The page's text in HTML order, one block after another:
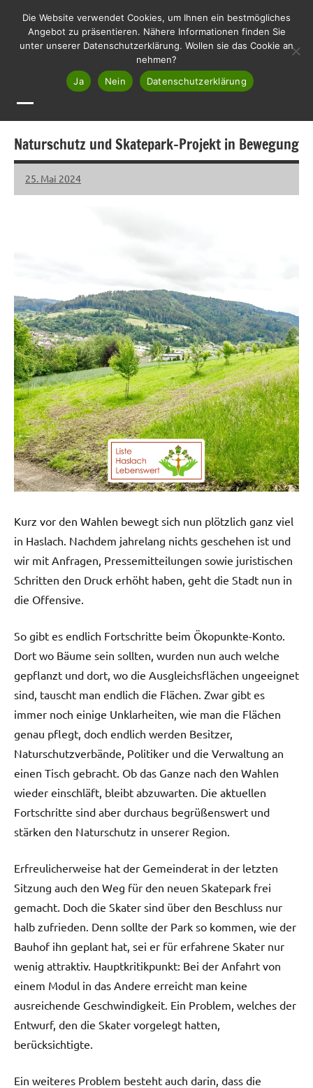
springen
LHL
Liste
Haslach
Lebenswert
Naturschutz und Skatepark-Projekt in Bewegung
25. Mai 2024
LHL
Keine
Kurz vor den Wahlen bewegt sich nun plötzlich ganz viel
in Haslach. Nachdem jahrelang nichts geschehen ist und
wir mit Anfragen, Pressemitteilungen sowie juristischen
Schritten den Druck erhöht haben, geht die Stadt nun in
die Offensive.
So gibt es endlich Fortschritte beim Ökopunkte-Konto.
Dort wo Bäume sein sollten, wurden nun auch welche
gepflanzt und dort, wo die Ausgleichsflächen ungeeignet
sind, tauscht man endlich die Flächen. Zwar gibt es
immer noch einige Unklarheiten, wie man die Flächen
genau pflegt, doch endlich werden Besitzer,
Naturschutzverbände, Politiker und die Verwaltung an
einen Tisch gebracht. Ob das Ganze nach den Wahlen
wieder einschläft, bleibt abzuwarten. Die aktuellen
Fortschritte sind aber durchaus begrüßenswert und
stärken den Naturschutz in unserer Region.
Erfreulicherweise hat der Gemeinderat in der letzten
Sitzung auch den Weg für den neuen Skatepark frei
gemacht. Doch die Skater sind über den Beschluss nur
halb zufrieden. Denn sollte der Park so kommen, wie der
Bauhof ihn geplant hat, sei er für erfahrene Skater nur
wenig attraktiv. Hauptkritikpunkt: Bei der Anfahrt von
einem Modul in das Andere erreicht man keine
ausreichende Geschwindigkeit. Ein Problem, welches der
Entwurf, den die Skater vorgelegt hatten,
berücksichtigte.
Ein weiteres Problem besteht auch darin, dass die
Die Website verwendet Cookies, um Ihnen ein bestmögliches
Angebot zu präsentieren. Nähere Informationen finden Sie
unter unserer Datenschutzerklärung. Wollen sie das Cookie an
nehmen?
Ja
Nein Datenschutzerklärung